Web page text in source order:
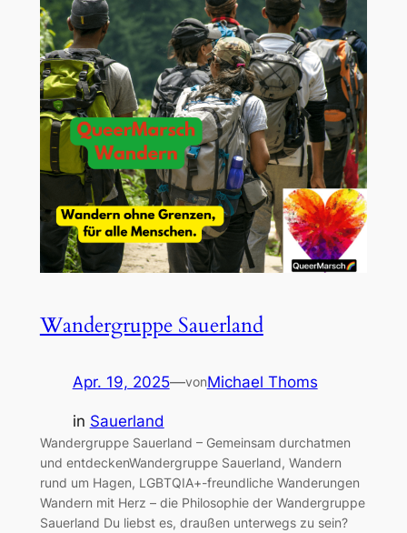
Wandergruppe Sauerland
Apr. 19, 2025—vonMichael Thoms
in Sauerland
Wandergruppe Sauerland – Gemeinsam durchatmen
und entdeckenWandergruppe Sauerland, Wandern
rund um Hagen, LGBTQIA+-freundliche Wanderungen
Wandern mit Herz – die Philosophie der Wandergruppe
Sauerland Du liebst es, draußen unterwegs zu sein?